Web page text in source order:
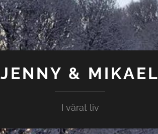
JENNY & MIKAEL
I vårat liv